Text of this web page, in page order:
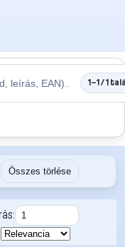
1–1 / 1
Összes törlése